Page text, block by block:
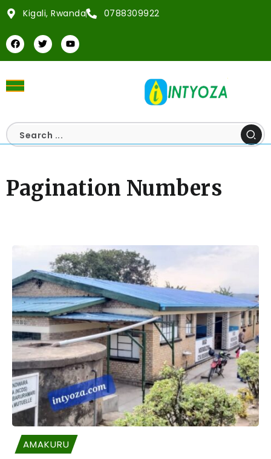
Kigali, Rwanda 0788309922
Pagination Numbers
AMAKURU